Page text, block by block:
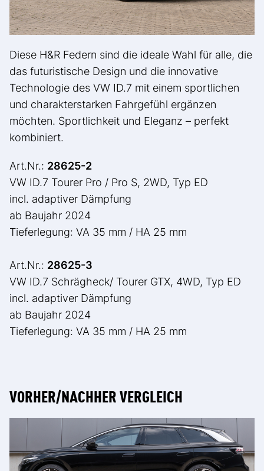
Diese H&R Federn sind die ideale Wahl für alle, die
das futuristische Design und die innovative
Technologie des VW ID.7 mit einem sportlichen
und charakterstarken Fahrgefühl ergänzen
möchten. Sportlichkeit und Eleganz – perfekt
kombiniert.
Art.Nr.: 28625-2
VW ID.7 Tourer Pro / Pro S, 2WD, Typ ED
incl. adaptiver Dämpfung
ab Baujahr 2024
Tieferlegung: VA 35 mm / HA 25 mm
Art.Nr.: 28625-3
VW ID.7 Schrägheck/ Tourer GTX, 4WD, Typ ED
incl. adaptiver Dämpfung
ab Baujahr 2024
Tieferlegung: VA 35 mm / HA 25 mm
VORHER/NACHHER VERGLEICH